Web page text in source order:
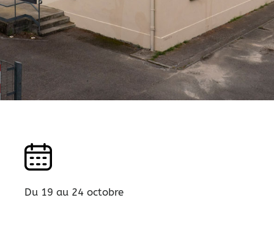
Du 19 au 24 octobre